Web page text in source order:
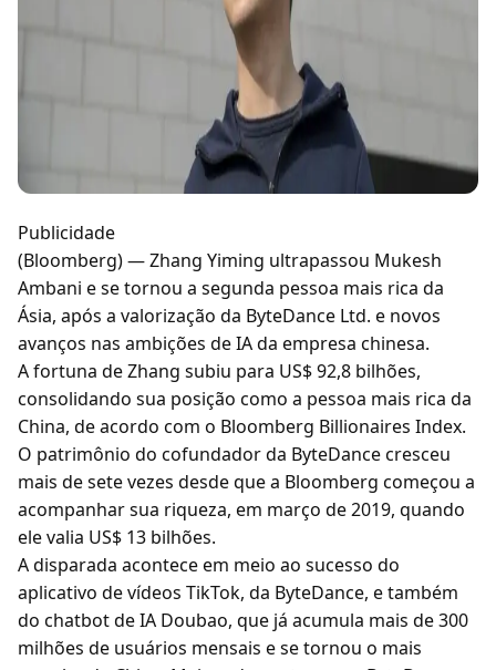
Publicidade
(Bloomberg) — Zhang Yiming ultrapassou Mukesh
Ambani e se tornou a segunda pessoa mais rica da
Ásia, após a valorização da ByteDance Ltd. e novos
avanços nas ambições de IA da empresa chinesa.
A fortuna de Zhang subiu para US$ 92,8 bilhões,
consolidando sua posição como a pessoa mais rica da
China, de acordo com o Bloomberg Billionaires Index.
O patrimônio do cofundador da ByteDance cresceu
mais de sete vezes desde que a Bloomberg começou a
acompanhar sua riqueza, em março de 2019, quando
ele valia US$ 13 bilhões.
A disparada acontece em meio ao sucesso do
aplicativo de vídeos TikTok, da ByteDance, e também
do chatbot de IA Doubao, que já acumula mais de 300
milhões de usuários mensais e se tornou o mais